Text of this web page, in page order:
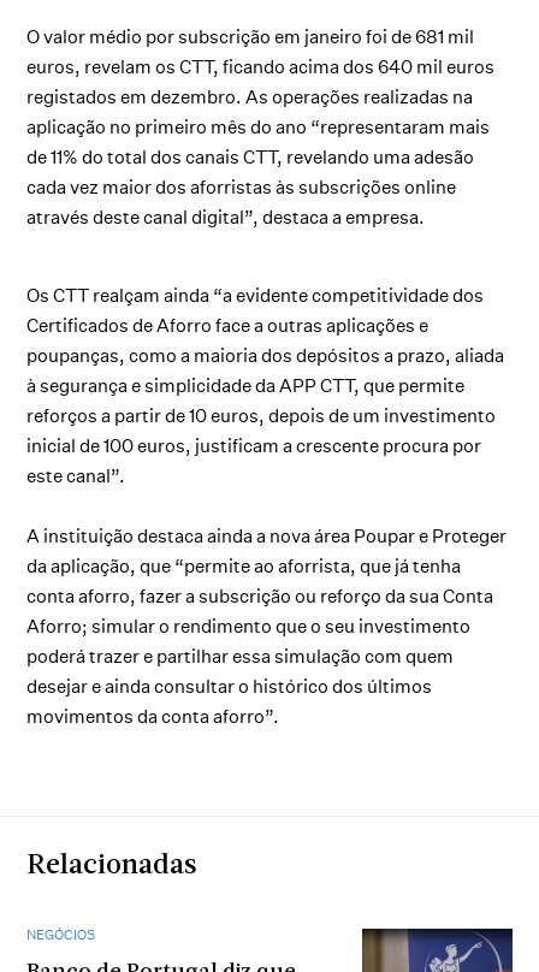
O valor médio por subscrição em janeiro foi de 681 mil
euros, revelam os CTT, ficando acima dos 640 mil euros
registados em dezembro. As operações realizadas na
aplicação no primeiro mês do ano “representaram mais
de 11% do total dos canais CTT, revelando uma adesão
cada vez maior dos aforristas às subscrições online
através deste canal digital”, destaca a empresa.
Os CTT realçam ainda “a evidente competitividade dos
Certificados de Aforro face a outras aplicações e
poupanças, como a maioria dos depósitos a prazo, aliada
à segurança e simplicidade da APP CTT, que permite
reforços a partir de 10 euros, depois de um investimento
inicial de 100 euros, justificam a crescente procura por
este canal”.
A instituição destaca ainda a nova área Poupar e Proteger
da aplicação, que “permite ao aforrista, que já tenha
conta aforro, fazer a subscrição ou reforço da sua Conta
Aforro; simular o rendimento que o seu investimento
poderá trazer e partilhar essa simulação com quem
desejar e ainda consultar o histórico dos últimos
movimentos da conta aforro”.
Relacionadas
NEGÓCIOS